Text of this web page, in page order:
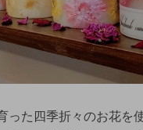
った四季折々のお花を